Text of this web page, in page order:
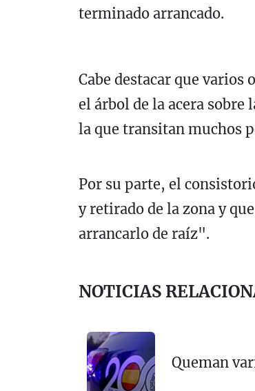
terminado arrancado.
Cabe destacar que
el árbol de la acera sobre
la que transitan muchos
Por su parte, el
y retirado de la zona y
arrancarlo de raíz".
NOTICIAS
Queman